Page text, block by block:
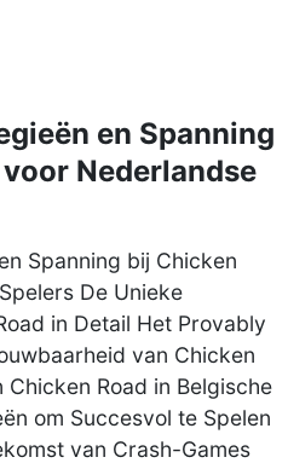
en Spanning
Nederlandse
Spanning bij Chicken
De Unieke
in Detail Het Provably
van Chicken
Road in Belgische
om Succesvol te Spelen
van Crash-Games